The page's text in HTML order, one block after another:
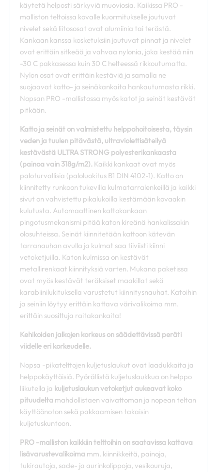
käytetä helposti särkyviä muoviosia. Kaikissa PRO -
malliston teltoissa kovalle kuormitukselle joutuvat
nivelet sekä liitososat ovat alumiinia tai terästä.
Kankaan kanssa kosketuksiin joutuvat pinnat ja nivelet
ovat erittäin sitkeää ja vahvaa nylonia, joka kestää niin
-30 C pakkasessa kuin 30 C helteessä rikkoutumatta.
Nylon osat ovat erittäin kestäviä ja samalla ne
suojaavat katto- ja seinäkankaita hankautumasta rikki.
Nopsan PRO -mallistossa myös katot ja seinät kestävät
pitkään.
Katto ja seinät on valmistettu helppohoitoisesta, täysin
veden ja tuulen pitävästä, ultraviolettisäteilyä
kestävästä ULTRA STRONG polyesterikankaasta
(painoa vain 318g/m2). Kaikki kankaat ovat myös
paloturvallisia (paloluokitus B1 DIN 4102-1). Katto on
kiinnitetty runkoon tukevilla kulmatarralenkeillä ja kaikki
sivut on vahvistettu pikalukoilla kestämään kovaakin
kulutusta. Automaattinen kattokankaan
pingotusmekanismi pitää katon kireänä hankalissakin
olosuhteissa. Seinät kiinnitetään kattoon kätevän
tarranauhan avulla ja kulmat saa tiiviisti kiinni
vetoketjuilla. Katon kulmissa on kestävät
metallirenkaat kiinnityksiä varten. Mukana paketissa
ovat myös kestävät teräksiset maakillat sekä
karabiinilukituksella varustetut kiinnitysnauhat. Katoihin
ja seiniin löytyy erittäin kattava värivalikoima mm.
erittäin suosittuja raitakankaita!
Kehikoiden jalkojen korkeus on säädettävissä peräti
viidelle eri korkeudelle.
Nopsa -pikatelttojen kuljetuslaukut ovat laadukkaita ja
helppokäyttöisiä. Pyörällistä kuljetuslaukkua on helppo
liikutella ja kuljetuslaukun vetoketjut aukeavat koko
pituudelta mahdollistaen vaivattoman ja nopean teltan
käyttöönoton sekä pakkaamisen takaisin
kuljetuskuntoon.
PRO -malliston kaikkiin telttoihin on saatavissa kattava
lisävarustevalikoima mm. kiinnikkeitä, painoja,
tukirautoja, sade- ja aurinkolippoja, vesikouruja,